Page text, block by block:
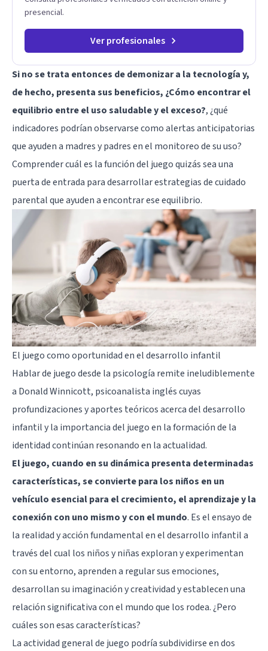
presencial.
Ver profesionales
Si no se trata entonces de demonizar a la tecnología y,
de hecho, presenta sus beneficios, ¿Cómo encontrar el
equilibrio entre el uso saludable y el exceso?, ¿qué
indicadores podrían observarse como alertas anticipatorias
que ayuden a madres y padres en el monitoreo de su uso?
Comprender cuál es la función del juego quizás sea una
puerta de entrada para desarrollar estrategias de cuidado
parental que ayuden a encontrar ese equilibrio.
El juego como oportunidad en el desarrollo infantil
Hablar de juego desde la psicología remite ineludiblemente
a Donald Winnicott, psicoanalista inglés cuyas
profundizaciones y aportes teóricos acerca del desarrollo
infantil y la importancia del juego en la formación de la
identidad continúan resonando en la actualidad.
El juego, cuando en su dinámica presenta determinadas
características, se convierte para los niños en un
vehículo esencial para el crecimiento, el aprendizaje y la
conexión con uno mismo y con el mundo. Es el ensayo de
la realidad y acción fundamental en el desarrollo infantil a
través del cual los niños y niñas exploran y experimentan
con su entorno, aprenden a regular sus emociones,
desarrollan su imaginación y creatividad y establecen una
relación significativa con el mundo que los rodea. ¿Pero
cuáles son esas características?
La actividad general de juego podría subdividirse en dos